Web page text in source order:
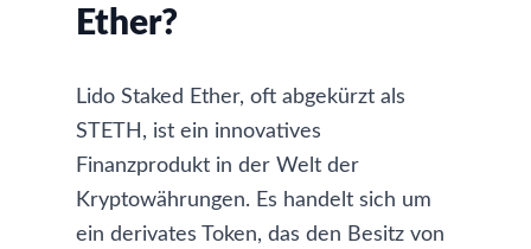
Ether?
Lido Staked Ether, oft abgekürzt als
STETH, ist ein innovatives
Finanzprodukt in der Welt der
Kryptowährungen. Es handelt sich um
ein derivates Token, das den Besitz von